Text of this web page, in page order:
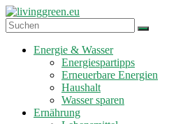
Zum
Inhalt
springen
livinggreen.eu
Energie & Wasser
Energiespartipps
Erneuerbare Energien
Haushalt
Wasser sparen
Ernährung